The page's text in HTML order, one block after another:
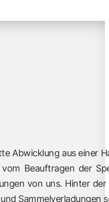
Abwicklung aus einer
Beauftragen der
von uns. Hinter
Sammelverladungen